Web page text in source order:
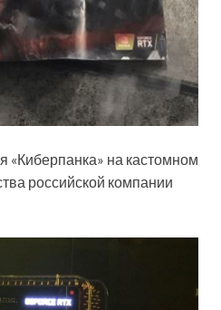
«Киберпанка» на кастомном
российской компании